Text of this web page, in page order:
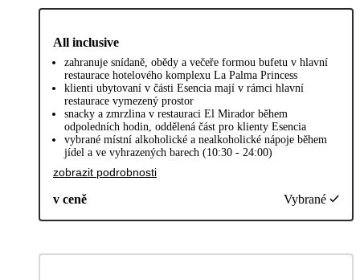
All inclusive
zahranuje snídaně, obědy a večeře formou bufetu v hlavní
restaurace hotelového komplexu La Palma Princess
klienti ubytovaní v části Esencia mají v rámci hlavní
restaurace vymezený prostor
snacky a zmrzlina v restauraci El Mirador během
odpoledních hodin, oddělená část pro klienty Esencia
vybrané místní alkoholické a nealkoholické nápoje během
jídel a ve vyhrazených barech (10:30 - 24:00)
zobrazit podrobnosti
v ceně Vybrané